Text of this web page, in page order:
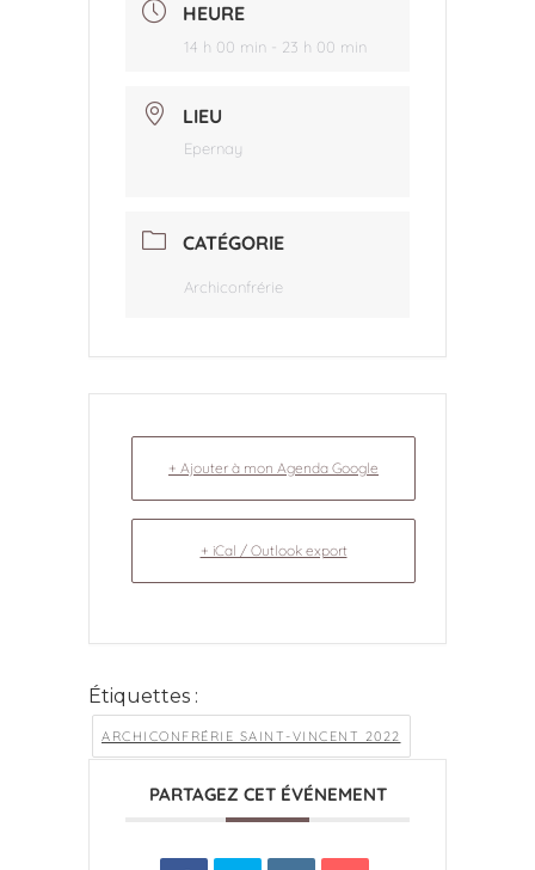
HEURE
14 h 00 min - 23 h 00 min
LIEU
Epernay
CATÉGORIE
Archiconfrérie
+ Ajouter à mon Agenda Google
+ iCal / Outlook export
Étiquettes :
ARCHICONFRÉRIE SAINT-VINCENT 2022
PARTAGEZ CET ÉVÉNEMENT